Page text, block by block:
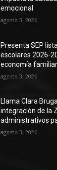
emocional
agosto 3, 2026
Presenta SEP
escolares 2026-
economía
agosto 3, 2026
Llama Clara
integración de la
administrativos
agosto 3, 2026